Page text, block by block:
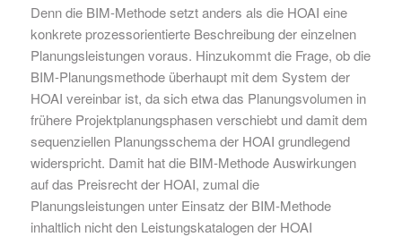
Denn die BIM-Methode setzt anders als die HOAI eine
konkrete prozessorientierte Beschreibung der einzelnen
Planungsleistungen voraus. Hinzukommt die Frage, ob die
BIM-Planungsmethode überhaupt mit dem System der
HOAI vereinbar ist, da sich etwa das Planungsvolumen in
frühere Projektplanungsphasen verschiebt und damit dem
sequenziellen Planungsschema der HOAI grundlegend
widerspricht. Damit hat die BIM-Methode Auswirkungen
auf das Preisrecht der HOAI, zumal die
Planungsleistungen unter Einsatz der BIM-Methode
inhaltlich nicht den Leistungskatalogen der HOAI